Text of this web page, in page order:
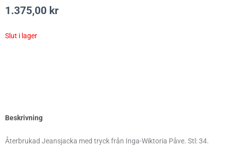
1.375,00 kr
Slut i lager
Beskrivning
Återbrukad Jeansjacka med tryck från Inga-Wiktoria Påve. Stl: 34.